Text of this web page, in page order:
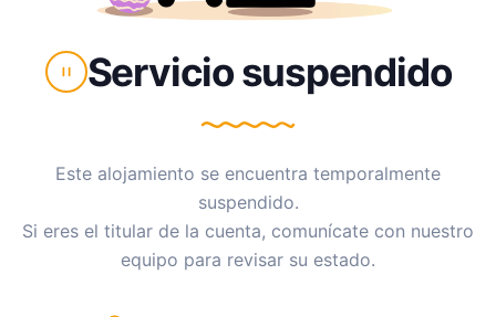
Servicio suspendido
Este alojamiento se encuentra temporalmente
suspendido.
Si eres el titular de la cuenta, comunícate con nuestro
equipo para revisar su estado.